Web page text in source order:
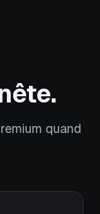
quand